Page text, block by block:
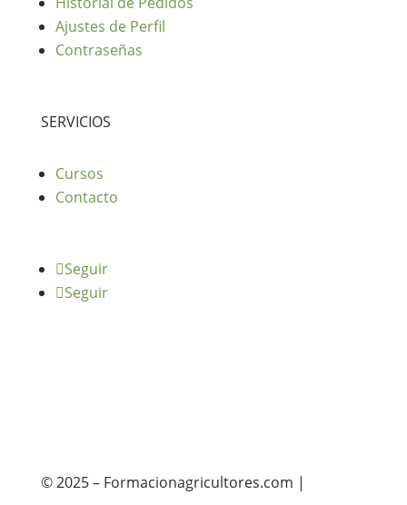
Ajustes de Perfil
Contraseñas
SERVICIOS
Cursos
Contacto
Seguir
Seguir
© 2025 – Formacionagricultores.com |